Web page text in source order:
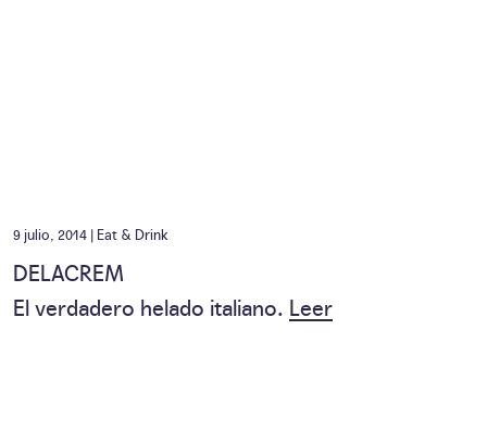
9 julio, 2014 | Eat & Drink
DELACREM
El verdadero helado italiano. Leer